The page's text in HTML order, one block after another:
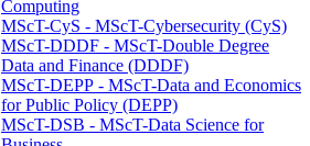
Computing
MScT-CyS - MScT-Cybersecurity (CyS)
MScT-DDDF - MScT-Double Degree
Data and Finance (DDDF)
MScT-DEPP - MScT-Data and Economics
for Public Policy (DEPP)
MScT-DSB - MScT-Data Science for